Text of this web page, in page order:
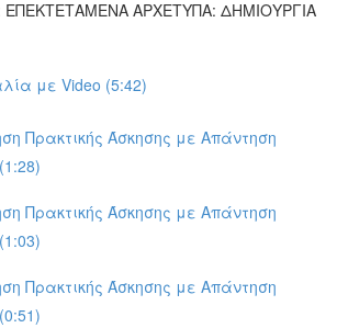
ΕΠΕΚΤΕΤΑΜΕΝΑ ΑΡΧΕΤΥΠΑ: ΔΗΜΙΟΥΡΓΙΑ
με Video (5:42)
Πρακτικής Άσκησης με Απάντηση
Πρακτικής Άσκησης με Απάντηση
Πρακτικής Άσκησης με Απάντηση